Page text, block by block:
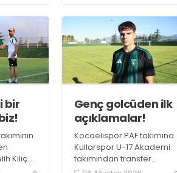
oyuncuların son
durumunu görme hem de
takımın eksiklerini tespit
etme fırsatı buldu.
bir
Kılıç
Genç golcüden ilk
açıklamalar!
Kocaelispor PAF takımına
Kullarspor U-17 Akademi
takımından transfer
edilen Muhammed Utku